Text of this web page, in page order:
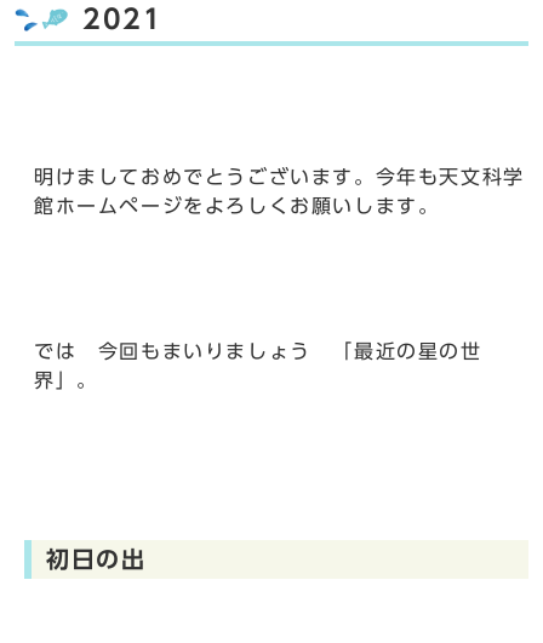
2021
明けましておめでとうございます。今年も天文科学
館ホームページをよろしくお願いします。
では 今回もまいりましょう 「最近の星の世
界」。
初日の出